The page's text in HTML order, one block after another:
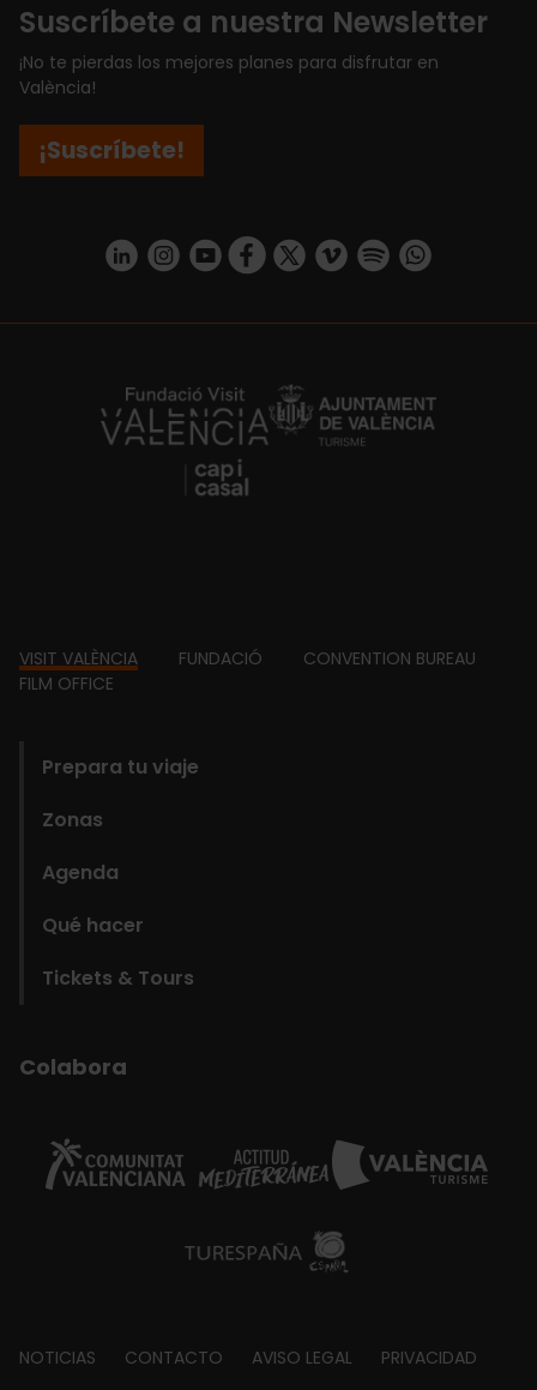
Suscríbete a nuestra Newsletter
¡No te pierdas los mejores planes para disfrutar en
València!
¡Suscríbete!
https://www.linkedin.com/company/turismo-valencia/mycompany/
https://www.instagram.com/visit_valencia/
https://www.youtube.com/user/
https://www.facebook.com/
https://twitter.com/
https://vimeo.com/
https://https://api.whatsapp.com/
https://fundacion.visitvalencia.com/
Footer
VISIT VALÈNCIA FUNDACIÓ
CONVENTION BUREAU
FILM OFFICE
Prepara tu viaje
Zonas
Agenda
Qué hacer
Tickets & Tours
Colabora
Footer
NOTICIAS CONTACTO AVISO LEGAL PRIVACIDAD